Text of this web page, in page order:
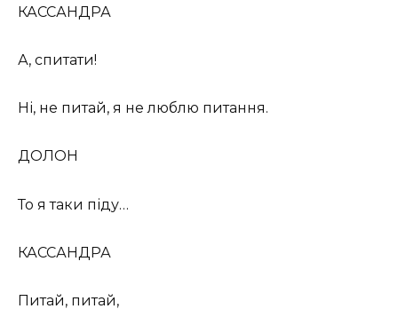
КАССАНДРА
А, спитати!
Ні, не питай, я не люблю питання.
ДОЛОН
То я таки піду…
КАССАНДРА
Питай, питай,